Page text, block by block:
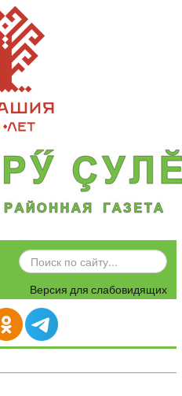
ИСКАТЬ...
Версия для слабовидящих